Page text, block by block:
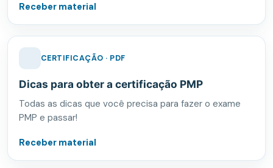
Receber material
CERTIFICAÇÃO · PDF
Dicas para obter a certificação PMP
Todas as dicas que você precisa para fazer o exame
PMP e passar!
Receber material